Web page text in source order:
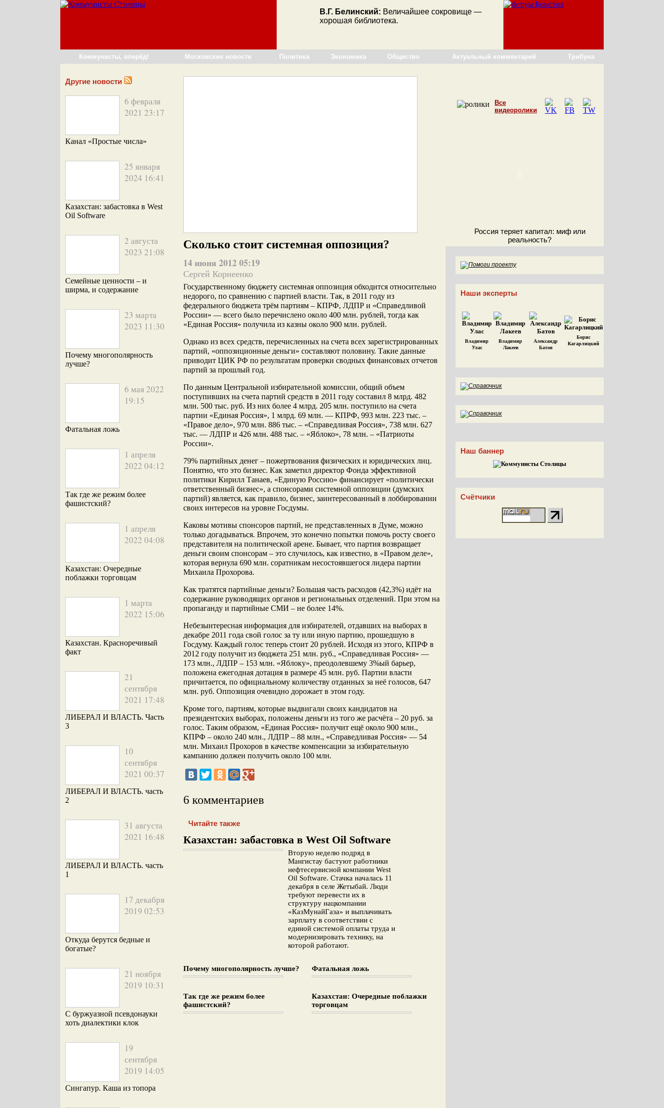
В.Г. Белинский: Величайшее сокровище —
хорошая библиотека.
Коммунисты, вперёд! Московские новости Политика Экономика Общество Актуальный комментарий Трибуна
Другие новости
6 февраля
2021 23:17
Канал «Простые числа»
25 января
2024 16:41
Казахстан: забастовка в West
Oil Software
2 августа
2023 21:08
Семейные ценности – и
ширма, и содержание
23 марта
2023 11:30
Почему многополярность
лучше?
6 мая 2022
19:15
Фатальная ложь
1 апреля
2022 04:12
Так где же режим более
фашистский?
1 апреля
2022 04:08
Казахстан: Очередные
поблажки торговцам
1 марта
2022 15:06
Казахстан. Красноречивый
факт
21
сентября
2021 17:48
ЛИБЕРАЛ И ВЛАСТЬ. Часть
3
10
сентября
2021 00:37
ЛИБЕРАЛ И ВЛАСТЬ. часть
2
31 августа
2021 16:48
ЛИБЕРАЛ И ВЛАСТЬ. часть
1
17 декабря
2019 02:53
Откуда берутся бедные и
богатые?
21 ноября
2019 10:31
С буржуазной псевдонауки
хоть диалектики клок
19
сентября
2019 14:05
Сингапур. Каша из топора
Сколько стоит системная оппозиция?
14 июня 2012 05:19
Сергей Корнеенко
Государственному бюджету системная оппозиция обходится относительно
недорого, по сравнению с партией власти. Так, в 2011 году из
федерального бюджета трём партиям – КПРФ, ЛДПР и «Справедливой
России» — всего было перечислено около 400 млн. рублей, тогда как
«Единая Россия» получила из казны около 900 млн. рублей.
Однако из всех средств, перечисленных на счета всех зарегистрированных
партий, «оппозиционные деньги» составляют половину. Такие данные
приводит ЦИК РФ по результатам проверки сводных финансовых отчетов
партий за прошлый год.
По данным Центральной избирательной комиссии, общий объем
поступивших на счета партий средств в 2011 году составил 8 млрд. 482
млн. 500 тыс. руб. Из них более 4 млрд. 205 млн. поступило на счета
партии «Единая Россия», 1 млрд. 69 млн. — КПРФ, 993 млн. 223 тыс. –
«Правое дело», 970 млн. 886 тыс. – «Справедливая Россия», 738 млн. 627
тыс. — ЛДПР и 426 млн. 488 тыс. – «Яблоко», 78 млн. – «Патриоты
России».
79% партийных денег – пожертвования физических и юридических лиц.
Понятно, что это бизнес. Как заметил директор Фонда эффективной
политики Кирилл Танаев, «Единую Россию» финансирует «политически
ответственный бизнес», а спонсорами системной оппозиции (думских
партий) является, как правило, бизнес, заинтересованный в лоббировании
своих интересов на уровне Госдумы.
Каковы мотивы спонсоров партий, не представленных в Думе, можно
только догадываться. Впрочем, это конечно попытки помочь росту своего
представителя на политической арене. Бывает, что партия возвращает
деньги своим спонсорам – это случилось, как известно, в «Правом деле»,
которая вернула 690 млн. соратникам несостоявшегося лидера партии
Михаила Прохорова.
Как тратятся партийные деньги? Большая часть расходов (42,3%) идёт на
содержание руководящих органов и региональных отделений. При этом на
пропаганду и партийные СМИ – не более 14%.
Небезынтересная информация для избирателей, отдавших на выборах в
декабре 2011 года свой голос за ту или иную партию, прошедшую в
Госдуму. Каждый голос теперь стоит 20 рублей. Исходя из этого, КПРФ в
2012 году получит из бюджета 251 млн. руб., «Справедливая Россия» —
173 млн., ЛДПР – 153 млн. «Яблоку», преодолевшему 3%ый барьер,
положена ежегодная дотация в размере 45 млн. руб. Партии власти
причитается, по официальному количеству отданных за неё голосов, 647
млн. руб. Оппозиция очевидно дорожает в этом году.
Кроме того, партиям, которые выдвигали своих кандидатов на
президентских выборах, положены деньги из того же расчёта – 20 руб. за
голос. Таким образом, «Единая Россия» получит ещё около 900 млн.,
КПРФ – около 240 млн., ЛДПР – 88 млн., «Справедливая Россия» — 54
млн. Михаил Прохоров в качестве компенсации за избирательную
кампанию должен получить около 100 млн.
6 комментариев
Читайте также
Казахстан: забастовка в West Oil Software
Вторую неделю подряд в
Мангистау бастуют работники
нефтесервисной компании West
Oil Software. Стачка началась 11
декабря в селе Жетыбай. Люди
требуют перевести их в
структуру нацкомпании
«КазМунайГаза» и выплачивать
зарплату в соответствии с
единой системой оплаты труда и
модернизировать технику, на
которой работают.
Почему многополярность лучше? Фатальная ложь
Так где же режим более
фашистский?
Казахстан: Очередные поблажки
торговцам
Все
видеоролики
Россия теряет капитал: миф или
реальность?
Наши эксперты
Владимир
Улас
Владимир
Лакеев
Александр
Батов
Борис
Кагарлицкий
Наш баннер
Счётчики